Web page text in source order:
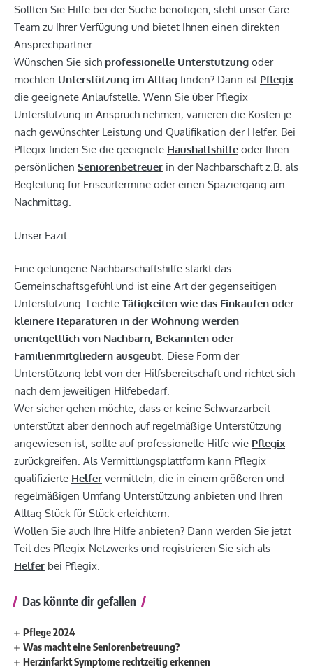
Sollten Sie Hilfe bei der Suche benötigen, steht unser Care-
Team zu Ihrer Verfügung und bietet Ihnen einen direkten
Ansprechpartner.
Wünschen Sie sich professionelle Unterstützung oder
möchten Unterstützung im Alltag finden? Dann ist Pflegix
die geeignete Anlaufstelle. Wenn Sie über Pflegix
Unterstützung in Anspruch nehmen, variieren die Kosten je
nach gewünschter Leistung und Qualifikation der Helfer. Bei
Pflegix finden Sie die geeignete Haushaltshilfe oder Ihren
persönlichen Seniorenbetreuer in der Nachbarschaft z.B. als
Begleitung für Friseurtermine oder einen Spaziergang am
Nachmittag.
Unser Fazit
Eine gelungene Nachbarschaftshilfe stärkt das
Gemeinschaftsgefühl und ist eine Art der gegenseitigen
Unterstützung. Leichte Tätigkeiten wie das Einkaufen oder
kleinere Reparaturen in der Wohnung werden
unentgeltlich von Nachbarn, Bekannten oder
Familienmitgliedern ausgeübt. Diese Form der
Unterstützung lebt von der Hilfsbereitschaft und richtet sich
nach dem jeweiligen Hilfebedarf.
Wer sicher gehen möchte, dass er keine Schwarzarbeit
unterstützt aber dennoch auf regelmäßige Unterstützung
angewiesen ist, sollte auf professionelle Hilfe wie Pflegix
zurückgreifen. Als Vermittlungsplattform kann Pflegix
qualifizierte Helfer vermitteln, die in einem größeren und
regelmäßigen Umfang Unterstützung anbieten und Ihren
Alltag Stück für Stück erleichtern.
Wollen Sie auch Ihre Hilfe anbieten? Dann werden Sie jetzt
Teil des Pflegix-Netzwerks und registrieren Sie sich als
Helfer bei Pflegix.
Das könnte dir gefallen
Pflege 2024
Was macht eine Seniorenbetreuung?
Herzinfarkt Symptome rechtzeitig erkennen